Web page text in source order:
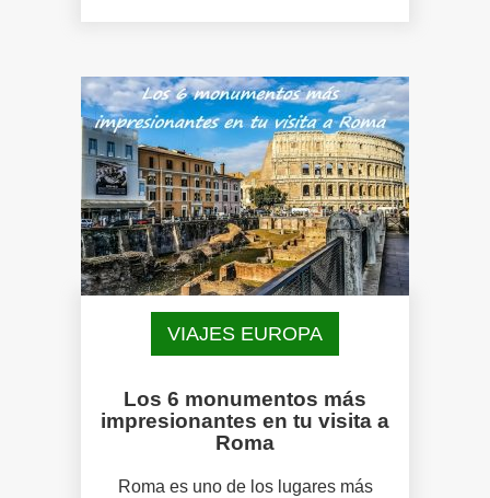
VIAJES EUROPA
Los 6 monumentos más
impresionantes en tu visita a
Roma
Roma es uno de los lugares más